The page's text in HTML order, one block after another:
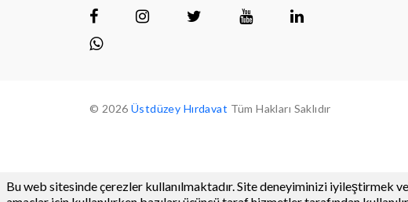
© 2026 Üstdüzey Hırdavat Tüm Hakları Saklıdır
Bu web sitesinde çerezler kullanılmaktadır. Site deneyiminizi iyileştirmek